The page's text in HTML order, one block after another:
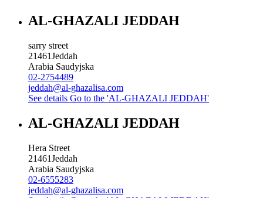
AL-GHAZALI JEDDAH
sarry street
21461Jeddah
Arabia Saudyjska
02-2754489
jeddah@al-ghazalisa.com
See details Go to the 'AL-GHAZALI JEDDAH'
AL-GHAZALI JEDDAH
Hera Street
21461Jeddah
Arabia Saudyjska
02-6555283
jeddah@al-ghazalisa.com